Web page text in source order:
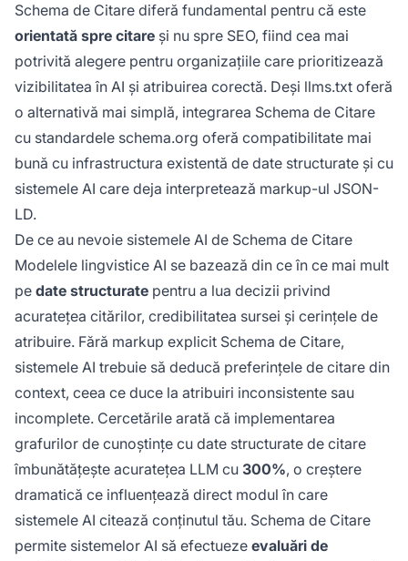
Schema de Citare diferă fundamental pentru că este
orientată spre citare și nu spre SEO, fiind cea mai
potrivită alegere pentru organizațiile care prioritizează
vizibilitatea în AI și atribuirea corectă. Deși llms.txt oferă
o alternativă mai simplă, integrarea Schema de Citare
cu standardele schema.org oferă compatibilitate mai
bună cu infrastructura existentă de date structurate și cu
sistemele AI care deja interpretează markup-ul JSON-
LD.
De ce au nevoie sistemele AI de Schema de Citare
Modelele lingvistice AI se bazează din ce în ce mai mult
pe date structurate pentru a lua decizii privind
acuratețea citărilor, credibilitatea sursei și cerințele de
atribuire. Fără markup explicit Schema de Citare,
sistemele AI trebuie să deducă preferințele de citare din
context, ceea ce duce la atribuiri inconsistente sau
incomplete. Cercetările arată că implementarea
grafurilor de cunoștințe cu date structurate de citare
îmbunătățește acuratețea LLM cu 300%, o creștere
dramatică ce influențează direct modul în care
sistemele AI citează conținutul tău. Schema de Citare
permite sistemelor AI să efectueze evaluări de